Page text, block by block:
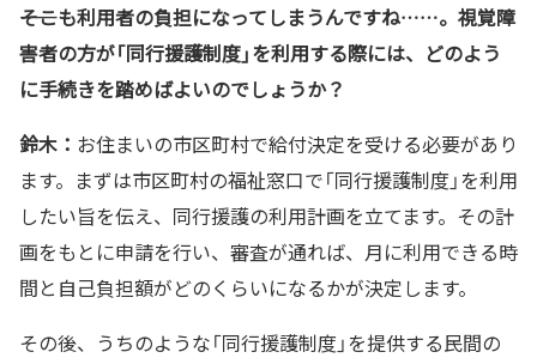
――そこも利用者の負担になってしまうんですね……。視覚障
害者の方が「同行援護制度」を利用する際には、どのよう
に手続きを踏めばよいのでしょうか？
鈴木： お住まいの市区町村で給付決定を受ける必要があり
ます。まずは市区町村の福祉窓口で「同行援護制度」を利用
したい旨を伝え、同行援護の利用計画を立てます。その計
画をもとに申請を行い、審査が通れば、月に利用できる時
間と自己負担額がどのくらいになるかが決定します。
その後、うちのような「同行援護制度」を提供する民間の